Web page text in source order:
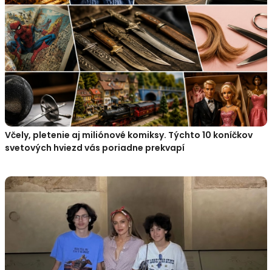
Včely, pletenie aj miliónové komiksy. Týchto 10 koníčkov
svetových hviezd vás poriadne prekvapí